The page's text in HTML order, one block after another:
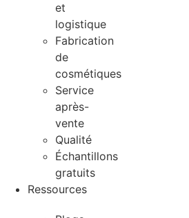
et
logistique
Fabrication
de
cosmétiques
Service
après-
vente
Qualité
Échantillons
gratuits
Ressources